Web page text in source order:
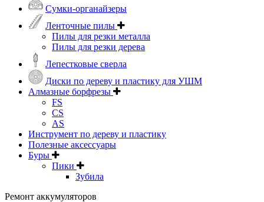
Сумки-органайзеры
Ленточные пилы
Пилы для резки металла
Пилы для резки дерева
Лепестковые сверла
Диски по дереву и пластику для УШМ
Алмазные борфрезы
FS
CS
AS
Инструмент по дереву и пластику
Полезные аксессуары
Буры
Пики
Зубила
Ремонт аккумуляторов